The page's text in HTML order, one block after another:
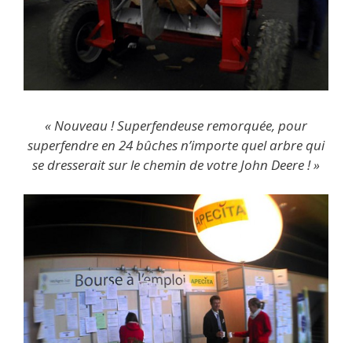
« Nouveau ! Superfendeuse remorquée, pour
superfendre en 24 bûches n’importe quel arbre qui
se dresserait sur le chemin de votre John Deere ! »